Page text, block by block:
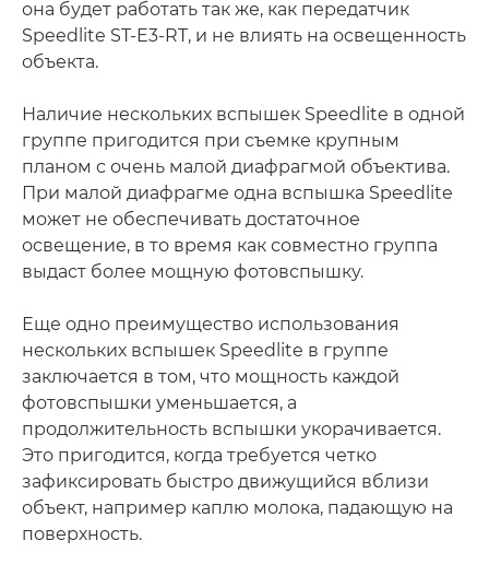
она будет работать так же, как передатчик
Speedlite ST-E3-RT, и не влиять на освещенность
объекта.
Наличие нескольких вспышек Speedlite в одной
группе пригодится при съемке крупным
планом с очень малой диафрагмой объектива.
При малой диафрагме одна вспышка Speedlite
может не обеспечивать достаточное
освещение, в то время как совместно группа
выдаст более мощную фотовспышку.
Еще одно преимущество использования
нескольких вспышек Speedlite в группе
заключается в том, что мощность каждой
фотовспышки уменьшается, а
продолжительность вспышки укорачивается.
Это пригодится, когда требуется четко
зафиксировать быстро движущийся вблизи
объект, например каплю молока, падающую на
поверхность.